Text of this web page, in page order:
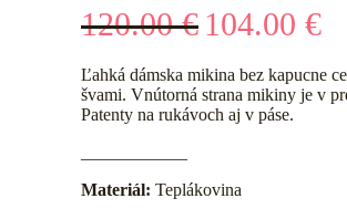
120.00€ 104.00 €
Ľahká dámska mikina bez kapucne
švami. Vnútorná strana mikiny je v
Patenty na rukávoch aj v páse.
Materiál: Teplákovina